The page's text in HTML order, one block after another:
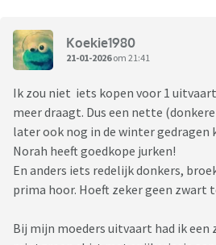
Koekie1980
21-01-2026om 21:41
Ik zou niet iets kopen voor 1
meer draagt. Dus een nette
later ook nog in de winter gedragen
Norah heeft goedkope jurken!
En anders iets redelijk donkers,
prima hoor. Hoeft zeker geen zwart
Bij mijn moeders uitvaart had ik een